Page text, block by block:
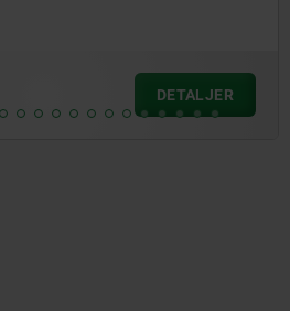
från
exkl. moms
Exkl. leveranskostnader